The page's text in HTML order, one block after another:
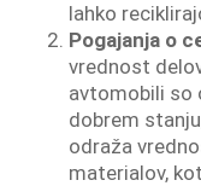
lahko
Pogajanja o
vrednost
avtomobili so
dobrem
odraža
materialov,